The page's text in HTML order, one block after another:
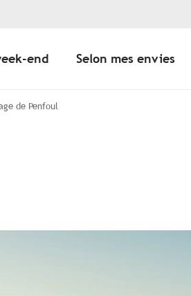
end Selon mes envies
de Penfoul